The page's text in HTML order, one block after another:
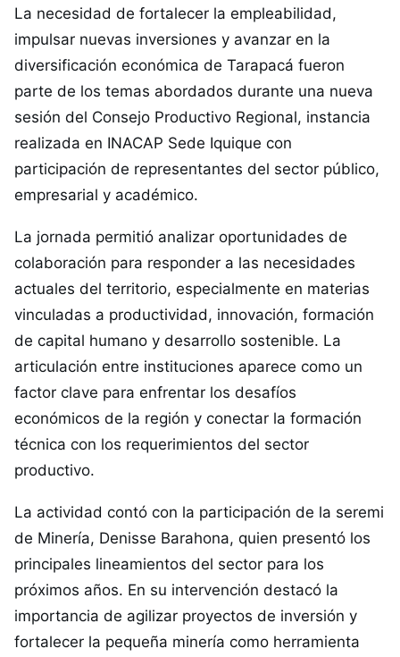
La necesidad de fortalecer la empleabilidad,
impulsar nuevas inversiones y avanzar en la
diversificación económica de Tarapacá fueron
parte de los temas abordados durante una nueva
sesión del Consejo Productivo Regional, instancia
realizada en INACAP Sede Iquique con
participación de representantes del sector público,
empresarial y académico.
La jornada permitió analizar oportunidades de
colaboración para responder a las necesidades
actuales del territorio, especialmente en materias
vinculadas a productividad, innovación, formación
de capital humano y desarrollo sostenible. La
articulación entre instituciones aparece como un
factor clave para enfrentar los desafíos
económicos de la región y conectar la formación
técnica con los requerimientos del sector
productivo.
La actividad contó con la participación de la seremi
de Minería, Denisse Barahona, quien presentó los
principales lineamientos del sector para los
próximos años. En su intervención destacó la
importancia de agilizar proyectos de inversión y
fortalecer la pequeña minería como herramienta